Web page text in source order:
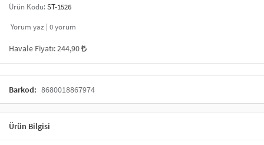
ODA KOKUSU VE MUM
Ürün Kodu:ST-1526
Yorum yaz | 0yorum
Havale Fiyatı:244,90
Barkod: 8680018867974
Ürün Bilgisi